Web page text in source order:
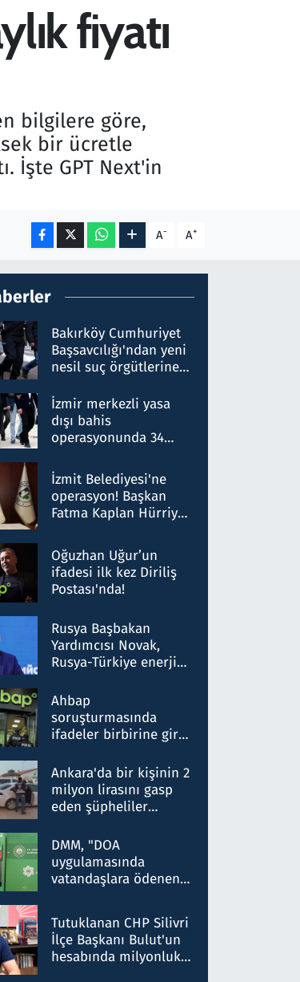
fiyatı
bilgilere göre,
bir ücretle
İşte GPT Next'in
A- A+
Bakırköy Cumhuriyet
Başsavcılığı'ndan yeni
nesil suç örgütlerine
hakkında gözaltı kararı
İzmir merkezli yasa
dışı bahis
operasyonunda 34
Milyar liralık para
trafiği tespit edildi
İzmit Belediyesi'ne
operasyon! Başkan
Fatma Kaplan Hürriyet
Oğuzhan Uğur’un
ifadesi ilk kez Diriliş
Postası'nda!
Rusya Başbakan
Yardımcısı Novak,
Rusya-Türkiye enerji
nitelikte olduğunu
belirtti
Ahbap
soruşturmasında
ifadeler birbirine girdi:
ifadelerinden ortaya
çıkan tablo şok etti
Ankara'da bir kişinin 2
milyon lirasını gasp
eden şüpheliler
DMM, "DOA
uygulamasında
vatandaşlara ödenen
düşürüldüğü" iddiasını
yalanladı
Tutuklanan CHP Silivri
İlçe Başkanı Bulut'un
hesabında milyonluk